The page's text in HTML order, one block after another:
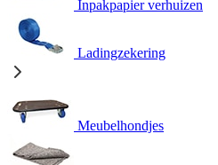
Inpakpapier verhuizen
Ladingzekering
Meubelhondjes